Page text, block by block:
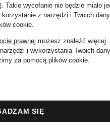
Pretty
RIANI
Takie wycofanie nie będzie miało
korzystanie z narzędzi i Twoich
cookie
prawnej możesz znaleźć więcej
i wykorzystania Twoich
za pomocą plików cookie.
SIĘ